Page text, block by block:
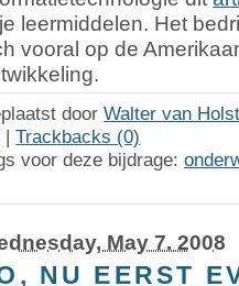
leermiddelen. Het
vooral op de
doorWalter van
|Trackbacks (0)
voor deze bijdrage:
May 7. 2008
NU EERST